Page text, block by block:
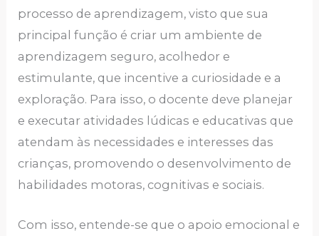
processo de aprendizagem, visto que sua
principal função é criar um ambiente de
aprendizagem seguro, acolhedor e
estimulante, que incentive a curiosidade e a
exploração. Para isso, o docente deve planejar
e executar atividades lúdicas e educativas que
atendam às necessidades e interesses das
crianças, promovendo o desenvolvimento de
habilidades motoras, cognitivas e sociais.
Com isso, entende-se que o apoio emocional e